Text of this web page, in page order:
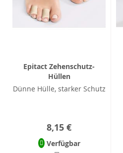
Epitact Zehenschutz-
Hüllen
Dünne Hülle, starker Schutz
8,15 €
Verfügbar